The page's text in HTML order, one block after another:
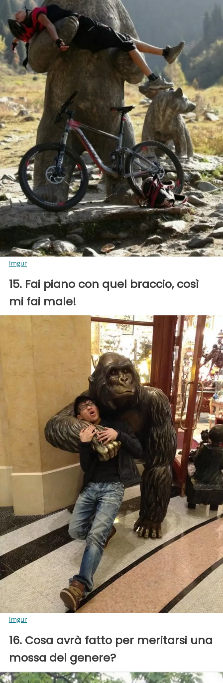
Imgur
15. Fai piano con quel braccio, così
mi fai male!
Imgur
16. Cosa avrà fatto per meritarsi una
mossa del genere?